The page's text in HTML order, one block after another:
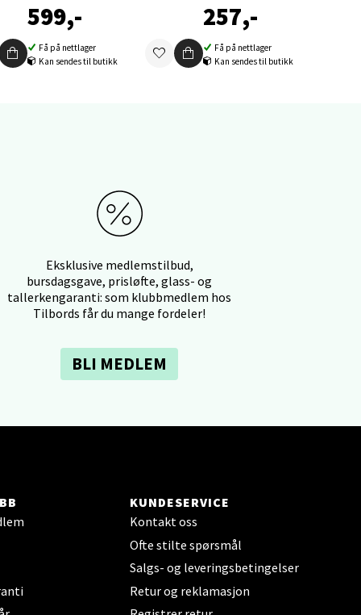
599,-
Få på nettlager
Kan sendes til butikk
257,-
Få på nettlager
Kan sendes til butikk
Eksklusive medlemstilbud,
bursdagsgave, prisløfte, glass- og
tallerkengaranti: som klubbmedlem hos
Tilbords får du mange fordeler!
BLI MEDLEM
KUNDESERVICE
Kontakt oss
Ofte stilte spørsmål
Salgs- og leveringsbetingelser
Retur og reklamasjon